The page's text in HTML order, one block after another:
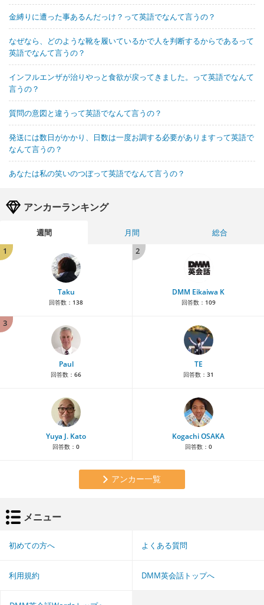
金縛りに遭った事あるんだっけ？って英語でなんて言うの？
なぜなら、どのような靴を履いているかで人を判断するからであるって
英語でなんて言うの？
インフルエンザが治りやっと食欲が戻ってきました。って英語でなんて
言うの？
質問の意図と違うって英語でなんて言うの？
発送には数日がかかり、日数は一度お調する必要がありますって英語で
なんて言うの？
あなたは私の笑いのつぼって英語でなんて言うの？
アンカーランキング
週間 月間
総合
1
Taku
回答数： 138
2
DMM Eikaiwa K
回答数： 109
3
Paul
回答数： 66
TE
回答数： 31
Yuya J. Kato
回答数： 0
Kogachi OSAKA
回答数： 0
アンカー一覧
メニュー
初めての方へ よくある質問
利用規約 DMM英会話トップへ